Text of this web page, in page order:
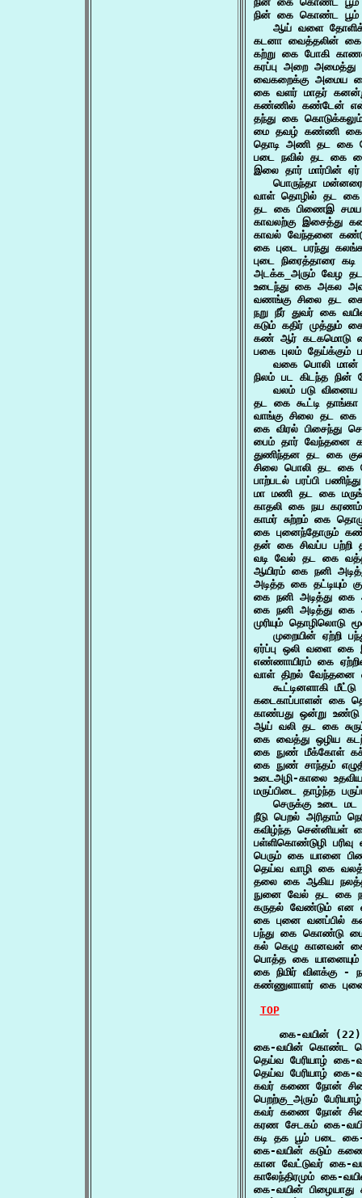
நின் கை கொண்ட பூம்
ஆய் வளை
கடனா வைத்தலின் கை
கற்று கை போகி
கரப்பு அறை
வைகறைக்கு அமைய
கை வளர் மாதர்
கண்ணில் கண்டேன்
தந்து கை
மை தவழ் கண்ணி கை
தொடி அணி தட கை
படை நவில் தட கை
இலை தார் மார்பின்
பொருந்தா
வாள் தொழில் தட கை
தட கை பிணைஇ சமய
காவலற்கு இசைத்து
காவல் வேந்தனை
கை புடை பரந்து
புடை நிரைத்தாரை
அடக்க_அரும் வேழ
உடைந்து கை அகல
வணங்கு சிலை தட
நறு நீர் துவர் கை
கடும் கதிர் முத்தும்
கண் ஆர் கடகமொடு
பகை புலம்
வகை பொலி மான்
நிலம் பட கிடந்த
வலம் படு
தட கை கூட்டி
வாங்கு சிலை தட கை
கை விரல் பிசைந்து
பைம் தார் வேந்தனை
துணிந்தன தட கை
சிலை பொலி தட கை
பாற்படல் பரப்பி
மா மணி தட கை
காதலி கை நய
காமர் சுற்றம் கை
கை புனைந்தோரும்
தன் கை சிவப்ப பற்றி
வடி வேல் தட கை
ஆயிரம் கை நனி
அடித்த கை தட்டியும்
கை நனி அடித்து
கை நனி அடித்து
முரியும் தொழிலொடு
முறையின் ஏற்றி
ஏர்ப்பு ஒலி வளை
எண்ணாயிரம் கை
வாள் திறல்
கூட்டினளாகி
கடைகாப்பாளன் கை
காண்பது ஒன்று
ஆய் வலி தட கை
கை வைத்து ஒழிய
கை நுண் மீக்கோள்
கை நுண் சாந்தம்
உடைஅழி-காலை
மருப்பிடை தாழ்ந்த
செருக்கு உடை மட
நீடு பெறல் அரிதாம்
கவிழ்ந்த சென்னியள்
பள்ளிகொண்டுழி
பெரும் கை யானை
தெய்வ வாழி கை
தலை கை ஆகிய
நுனை வேல் தட கை
கருதல் வேண்டும் என
கை புனை வனப்பில்
பந்து கை கொண்டு
கல் கெழு கானவன்
பொத்த கை யானையும்
கை நிமிர் விளக்கு -
கண்ணுளாளர் கை
TOP
    கை-வயின் (22)
கை-வயின் கொண்ட
தெய்வ பேரியாழ்
தெய்வ பேரியாழ்
கவர் கணை நோன்
பெறற்கு_அரும்
கவர் கணை நோன்
கரண சேடகம் கை-
கடி தக பூம் படை
கை-வயின் கடும்
கான வேட்டுவர்
காலேந்திரமும் கை-
கை-வயின்